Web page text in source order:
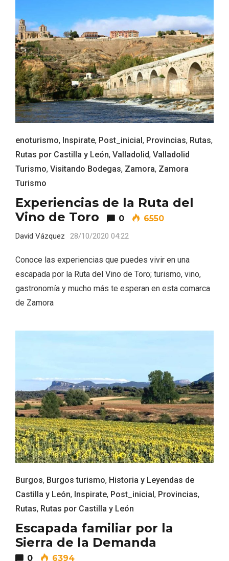
enoturismo, Inspirate, Post_inicial, Provincias, Rutas,
Rutas por Castilla y León, Valladolid, Valladolid
Turismo, Visitando Bodegas, Zamora, Zamora
Turismo
Experiencias de la Ruta del
Vino de Toro
0 6550
David Vázquez 28/10/2020 04:22
Conoce las experiencias que puedes vivir en una
escapada por la Ruta del Vino de Toro; turismo, vino,
gastronomía y mucho más te esperan en esta comarca
de Zamora
Burgos, Burgos turismo, Historia y Leyendas de
Castilla y León, Inspirate, Post_inicial, Provincias,
Rutas, Rutas por Castilla y León
Escapada familiar por la
Sierra de la Demanda
0 6394
Fiesta de Primavera 2026 en la Ruta del
Vino de Cigales
Enoturismo visitando la Bodega Museo
La Olmilla, en Peñafiel